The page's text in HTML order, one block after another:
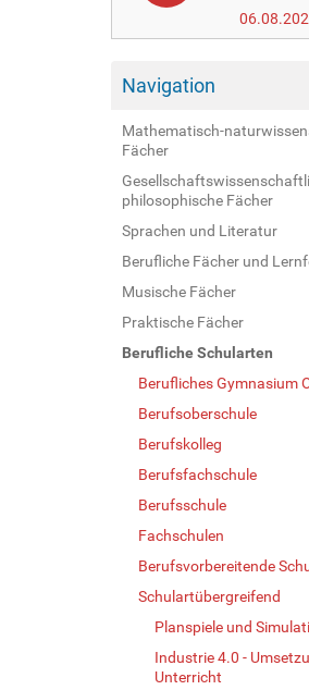
Navigation
Mathematisch-
Fächer
philosophische Fächer
Sprachen und Literatur
Berufliche Fächer und
Musische Fächer
Praktische Fächer
Berufliche Schularten
Berufliches Gymnasium
Berufsoberschule
Berufskolleg
Berufsfachschule
Berufsschule
Fachschulen
Berufsvorbereitende
Schulartübergreifend
Planspiele und
Industrie 4.0 -
Unterricht